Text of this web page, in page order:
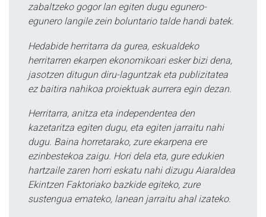
zabaltzeko gogor lan egiten dugu egunero-
egunero langile zein boluntario talde handi batek.
Hedabide herritarra da gurea, eskualdeko
herritarren ekarpen ekonomikoari esker bizi dena,
jasotzen ditugun diru-laguntzak eta publizitatea
ez baitira nahikoa proiektuak aurrera egin dezan.
Herritarra, anitza eta independentea den
kazetaritza egiten dugu, eta egiten jarraitu nahi
dugu. Baina horretarako, zure ekarpena ere
ezinbestekoa zaigu. Hori dela eta, gure edukien
hartzaile zaren horri eskatu nahi dizugu Aiaraldea
Ekintzen Faktoriako bazkide egiteko, zure
sustengua emateko, lanean jarraitu ahal izateko.